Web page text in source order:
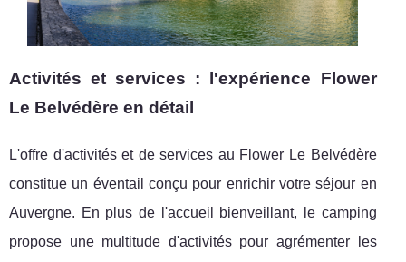
Activités et services : l'expérience Flower
Le Belvédère en détail
L'offre d'activités et de services au Flower Le Belvédère
constitue un éventail conçu pour enrichir votre séjour en
Auvergne. En plus de l'accueil bienveillant, le camping
propose une multitude d'activités pour agrémenter les